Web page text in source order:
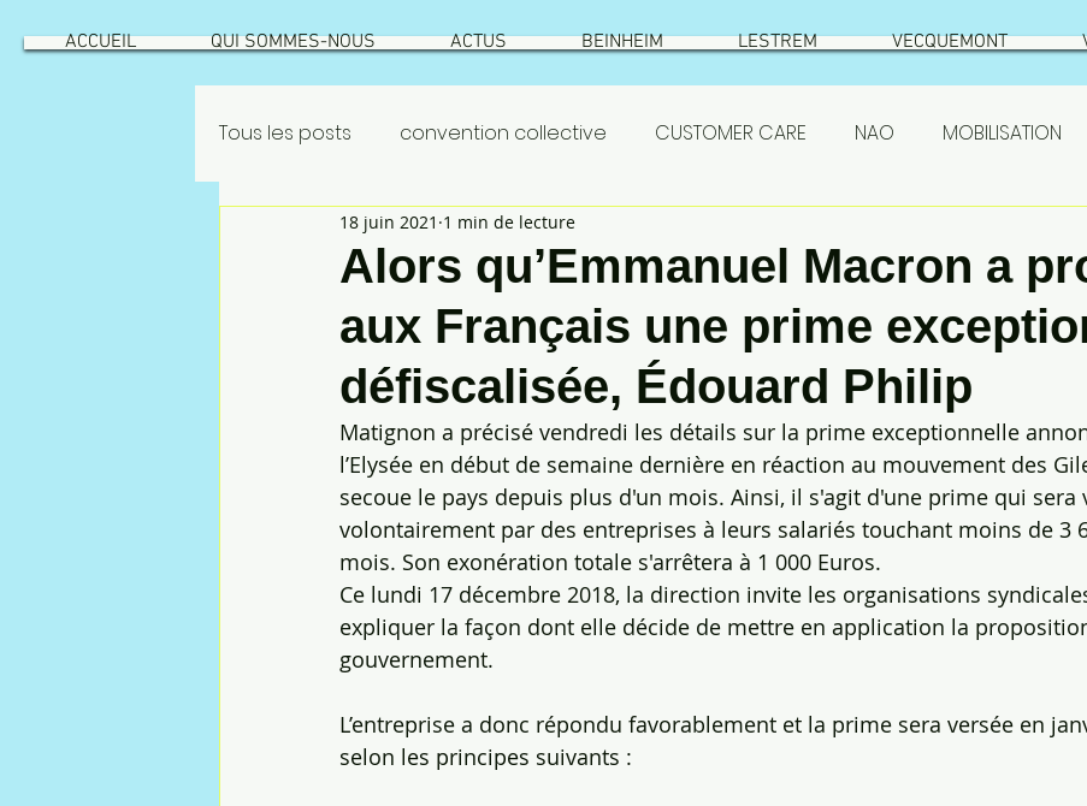
ACCUEIL QUI SOMMES-NOUS ACTUS BEINHEIM LESTREM VECQUEMONT
Tous les posts convention collective CUSTOMER CARE NAO MOBILISATION
GEPPMM ROATATIONS SETHNESS
INTÉRESSEMENT ROTATIONS ASC actionnaires Prestataires PSE
risque industriel Vecquemont résumé élections Beinheim
CSEC NAO SETHNESS 2022 NAO ROQUETTE 2022
Alors qu’Emmanuel Macron a
aux Français une prime
défiscalisée, Édouard Philip
18 juin 2021 1 min de lecture
Matignon a précisé vendredi les détails sur la prime exceptionnelle
l’Elysée en début de semaine dernière en réaction au mouvement des
secoue le pays depuis plus d'un mois. Ainsi, il s'agit d'une prime qui sera
volontairement par des entreprises à leurs salariés touchant moins de 3
mois. Son exonération totale s'arrêtera à 1 000 Euros.
Ce lundi 17 décembre 2018, la direction invite les organisations
expliquer la façon dont elle décide de mettre en application la
gouvernement.
L’entreprise a donc répondu favorablement et la prime sera versée en
selon les principes suivants :